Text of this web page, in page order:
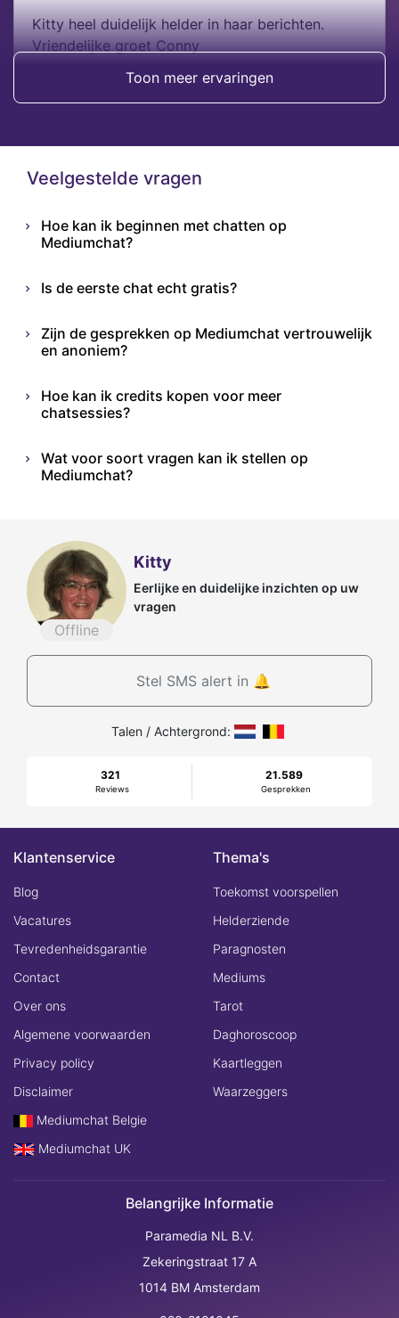
Kitty heel duidelijk helder in haar berichten.
Vriendelijke groet Conny
Toon meer ervaringen
Veelgestelde vragen
Hoe kan ik beginnen met chatten op
Mediumchat?
Is de eerste chat echt gratis?
Zijn de gesprekken op Mediumchat vertrouwelijk
en anoniem?
Hoe kan ik credits kopen voor meer
chatsessies?
Wat voor soort vragen kan ik stellen op
Mediumchat?
Offline
Kitty
Eerlijke en duidelijke inzichten op uw
vragen
Stel SMS alert in 🔔
Talen / Achtergrond:
321
Reviews
21.589
Gesprekken
Klantenservice
Blog
Vacatures
Tevredenheidsgarantie
Contact
Over ons
Algemene voorwaarden
Privacy policy
Disclaimer
Mediumchat Belgie
Mediumchat UK
Thema's
Toekomst voorspellen
Helderziende
Paragnosten
Mediums
Tarot
Daghoroscoop
Kaartleggen
Waarzeggers
Belangrijke Informatie
Paramedia NL B.V.
Zekeringstraat 17 A
1014 BM Amsterdam